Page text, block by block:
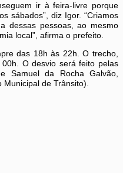
ir à feira-livre porque
sábados”, diz Igor. “Criamos
dessas pessoas, ao mesmo
local”, afirma o prefeito.
das 18h às 22h. O trecho,
O desvio será feito pelas
Samuel da Rocha Galvão,
de Trânsito).